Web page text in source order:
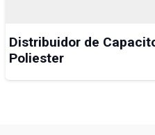
Distribuidor de
Poliester